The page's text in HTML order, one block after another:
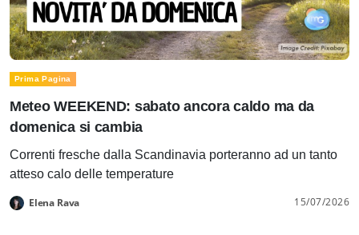
Prima Pagina
Meteo WEEKEND: sabato ancora caldo ma da
domenica si cambia
Correnti fresche dalla Scandinavia porteranno ad un tanto
atteso calo delle temperature
Elena Rava 15/07/2026